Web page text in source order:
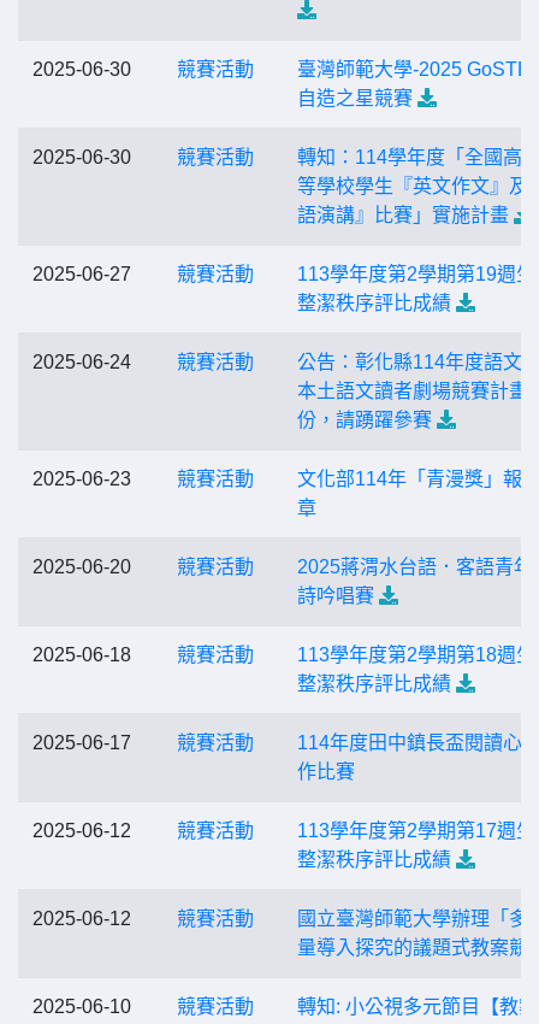
2025-06-30 競賽活動
臺灣師範大學-2025
自造之星競賽
2025-06-30 競賽活動
轉知：114學年度「全國高
等學校學生『英文作文』及
語演講』比賽」實施計畫
2025-06-27 競賽活動
113學年度第2學期第19週生
整潔秩序評比成績
2025-06-24 競賽活動
公告：彰化縣114年度語文
本土語文讀者劇場競賽計畫1
份，請踴躍參賽
2025-06-23 競賽活動
文化部114年「青漫獎」報
章
2025-06-20 競賽活動
2025蔣渭水台語．客語青年
詩吟唱賽
2025-06-18 競賽活動
113學年度第2學期第18週生
整潔秩序評比成績
2025-06-17 競賽活動
114年度田中鎮長盃閱讀心
作比賽
2025-06-12 競賽活動
113學年度第2學期第17週生
整潔秩序評比成績
2025-06-12 競賽活動
國立臺灣師範大學辦理「多
量導入探究的議題式教案競
2025-06-10 競賽活動
轉知: 小公視多元節目【教